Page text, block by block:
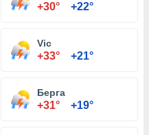
+30° +22°
Vic
+33° +21°
Берга
+31° +19°